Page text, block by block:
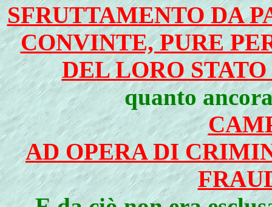
SFRUTTAMENTO DA
CONVINTE, PURE
DEL LORO
quanto
AD OPERA DI